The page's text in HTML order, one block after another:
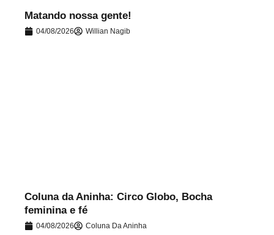
Matando nossa gente!
04/08/2026 Willian Nagib
Coluna da Aninha: Circo Globo, Bocha
feminina e fé
04/08/2026 Coluna Da Aninha